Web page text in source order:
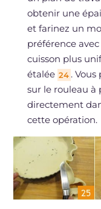
obtenir une
et farinez un
préférence
cuisson plus
étalée 24 .
sur le rouleau à
directement
cette opération.